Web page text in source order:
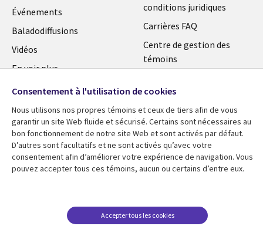
Événements
Baladodiffusions
Vidéos
En voir plus
conditions juridiques
Carrières FAQ
Centre de gestion des
témoins
Consentement à l'utilisation de cookies
Nous utilisons nos propres témoins et ceux de tiers afin de vous
garantir un site Web fluide et sécurisé. Certains sont nécessaires au
bon fonctionnement de notre site Web et sont activés par défaut.
D’autres sont facultatifs et ne sont activés qu’avec votre
consentement afin d’améliorer votre expérience de navigation. Vous
pouvez accepter tous ces témoins, aucun ou certains d’entre eux.
Accepter tous les cookies